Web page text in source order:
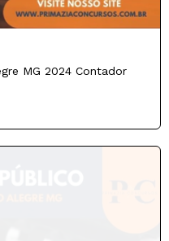
MG 2024 Contador